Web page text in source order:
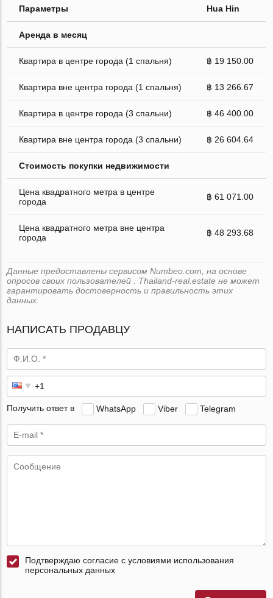
Параметры Hua Hin
Аренда в месяц
Квартира в центре города (1 спальня) ฿ 19 150.00
Квартира вне центра города (1 спальня) ฿ 13 266.67
Квартира в центре города (3 спальни) ฿ 46 400.00
Квартира вне центра города (3 спальни) ฿ 26 604.64
Стоимость покупки недвижимости
Цена квадратного метра в центре
города
฿ 61 071.00
Цена квадратного метра вне центра
города
฿ 48 293.68
Данные предоставлены сервисом Numbeo.com, на основе
опросов своих пользователей . Thailand-real.estate не может
гарантировать достоверность и правильность этих
данных.
НАПИСАТЬ ПРОДАВЦУ
Получить ответ в WhatsApp Viber Telegram
Подтверждаю согласие с условиями использования
персональных данных